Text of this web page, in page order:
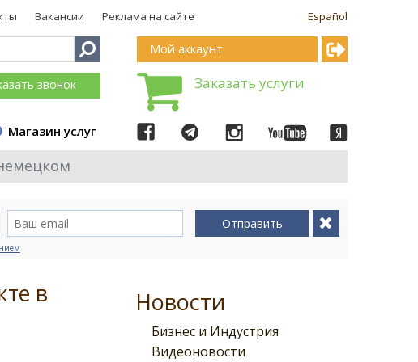
Español
Вакансии Реклама на сайте
звонок
Магазин услуг
Мой аккаунт
Заказать услуги
Отправить
Новости
Бизнес и Индустрия
Видеоновости
в